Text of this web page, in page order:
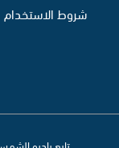
شروط الاستخدام